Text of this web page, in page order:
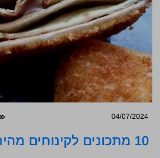
04/07/2024
10 מתכונים לקינוחים מהירי הכנה